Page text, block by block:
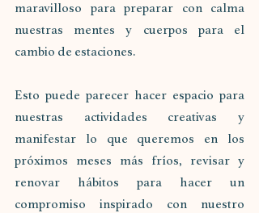
maravilloso para preparar con calma
nuestras mentes y cuerpos para el
cambio de estaciones.
Esto puede parecer hacer espacio para
nuestras actividades creativas y
manifestar lo que queremos en los
próximos meses más fríos, revisar y
renovar hábitos para hacer un
compromiso inspirado con nuestro